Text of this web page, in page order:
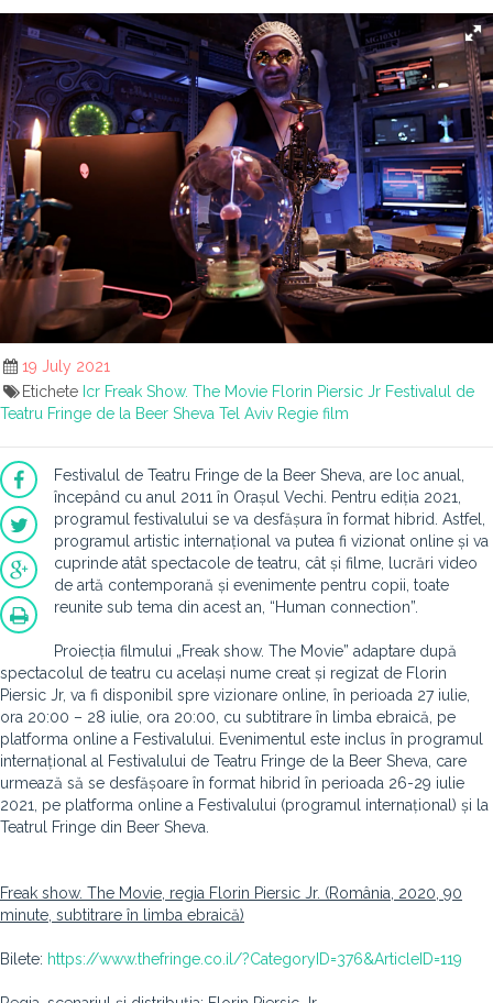
19 July 2021
Etichete Icr Freak Show. The Movie Florin Piersic Jr Festivalul de
Teatru Fringe de la Beer Sheva Tel Aviv Regie film
Festivalul de Teatru Fringe de la Beer Sheva, are loc anual,
începând cu anul 2011 în Orașul Vechi. Pentru ediția 2021,
programul festivalului se va desfășura în format hibrid. Astfel,
programul artistic internațional va putea fi vizionat online și va
cuprinde atât spectacole de teatru, cât și filme, lucrări video
de artă contemporană și evenimente pentru copii, toate
reunite sub tema din acest an, “Human connection”.
Proiecția filmului „Freak show. The Movie” adaptare după
spectacolul de teatru cu același nume creat și regizat de Florin
Piersic Jr, va fi disponibil spre vizionare online, în perioada 27 iulie,
ora 20:00 – 28 iulie, ora 20:00, cu subtitrare în limba ebraică, pe
platforma online a Festivalului. Evenimentul este inclus în programul
internațional al Festivalului de Teatru Fringe de la Beer Sheva, care
urmează să se desfășoare în format hibrid în perioada 26-29 iulie
2021, pe platforma online a Festivalului (programul internațional) și la
Teatrul Fringe din Beer Sheva.
Freak show. The Movie , regia Florin Piersic Jr. (România, 2020, 90
minute, subtitrare în limba ebraică)
Bilete: https://www.thefringe.co.il/?CategoryID=376&ArticleID=119